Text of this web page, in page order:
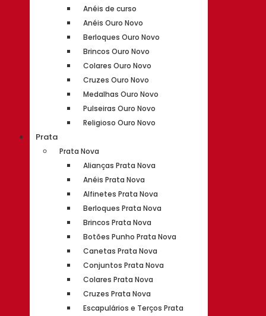
Anéis de curso
Anéis Ouro Novo
Berloques Ouro Novo
Brincos Ouro Novo
Colares Ouro Novo
Cruzes Ouro Novo
Medalhas Ouro Novo
Pulseiras Ouro Novo
Religioso Ouro Novo
Prata
Prata Nova
Alianças Prata Nova
Anéis Prata Nova
Alfinetes Prata Nova
Berloques Prata Nova
Brincos Prata Nova
Botões Punho Prata Nova
Canetas Prata Nova
Conjuntos Prata Nova
Colares Prata Nova
Cruzes Prata Nova
Escapulários e Terços Prata